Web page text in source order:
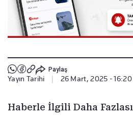
Paylaş
Yayın Tarihi 26 Mart, 2025 - 16:20
Haberle İlgili Daha Fazlası